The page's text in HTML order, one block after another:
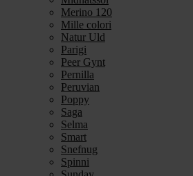
Merino 120
Mille colori
Natur Uld
Parigi
Peer Gynt
Pernilla
Peruvian
Poppy
Saga
Selma
Smart
Snefnug
Spinni